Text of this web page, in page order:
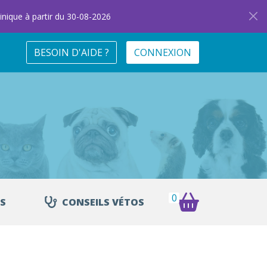
à partir du 30-08-2026
BESOIN D'AIDE ? CONNEXION
CONSEILS VÉTOS 0